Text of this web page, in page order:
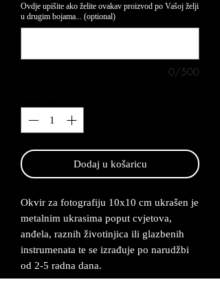
Ovdje upišite ako želite ovakav proizvod po Vašoj želji
u drugim bojama... (optional)
0/500
Dodaj u košaricu
Okvir za fotografiju 10x10 cm ukrašen je
metalnim ukrasima poput cvjetova,
anđela, raznih životinjica ili glazbenih
instrumenata te se izrađuje po narudžbi
od 2-5 radna dana.